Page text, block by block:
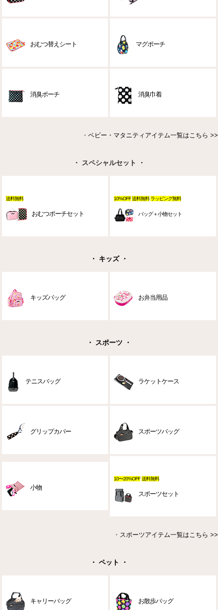
おむつ替えシート マグポーチ
消臭ポーチ 消臭巾着
・ ベビー・マタニティアイテム一覧はこちら >>
・ スペシャルセット ・
送料無料
おむつポーチセット
10%OFF 送料無料 ラッピング無料
バッグ＋小物セット
・ キッズ ・
キッズバッグ お弁当用品
・ スポーツ ・
テニスバッグ ラケットケース
グリップカバー スポーツバッグ
小物
10〜20%OFF 送料無料
スポーツセット
・ スポーツアイテム一覧はこちら >>
・ ペット ・
キャリーバッグ お散歩バッグ